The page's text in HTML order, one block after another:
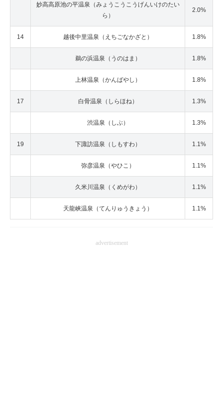
妙高高原池の平温泉（みょうこうこうげんいけのたい
ら）
2.0%
14 越後中里温泉（えちごなかざと） 1.8%
鵜の浜温泉（うのはま） 1.8%
上林温泉（かんばやし） 1.8%
17 白骨温泉（しらほね） 1.3%
渋温泉（しぶ） 1.3%
19 下諏訪温泉（しもすわ） 1.1%
弥彦温泉（やひこ） 1.1%
久米川温泉（くめがわ） 1.1%
天龍峡温泉（てんりゅうきょう） 1.1%
advertisement